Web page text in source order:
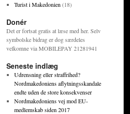
Turist i Makedonien (18)
Donér
Det er fortsat gratis at læse med her. Selv
symbolske bidrag er dog særdeles
velkomne via MOBILEPAY 21281941
Seneste indlæg
Udrensning eller straffrihed?
Nordmakedoniens aflytningsskandale
endte uden de store konsekvenser
Nordmakedoniens vej mod EU-
medlemskab siden 2017